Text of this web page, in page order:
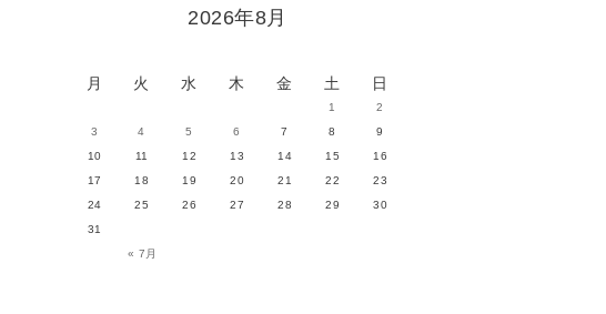
2026年8月
月 火 水 木 金 土 日
« 7月
1
2
3
4 5 6 7 8
9
10
11 12 13 14 15
16
17
18 19 20 21 22
23
24
25 26 27 28 29
30
31